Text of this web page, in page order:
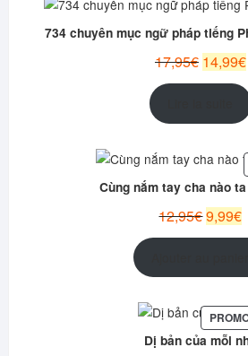
734 chuyên mục ngữ pháp tiếng
17,95€ Le
prix
14,99€
Cùng nắm tay cha nào
12,95€Le
9,99€Le
Dị bản của mỗi